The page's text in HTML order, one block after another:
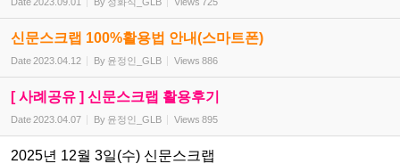
신문스크랩 100%활용법 안내(스마트폰)
Date2023.04.12 By 윤정인_GLB Views 886
[ 사례공유 ] 신문스크랩 활용후기
Date2023.04.07 By 윤정인_GLB Views 895
2025년 12월 3일(수) 신문스크랩